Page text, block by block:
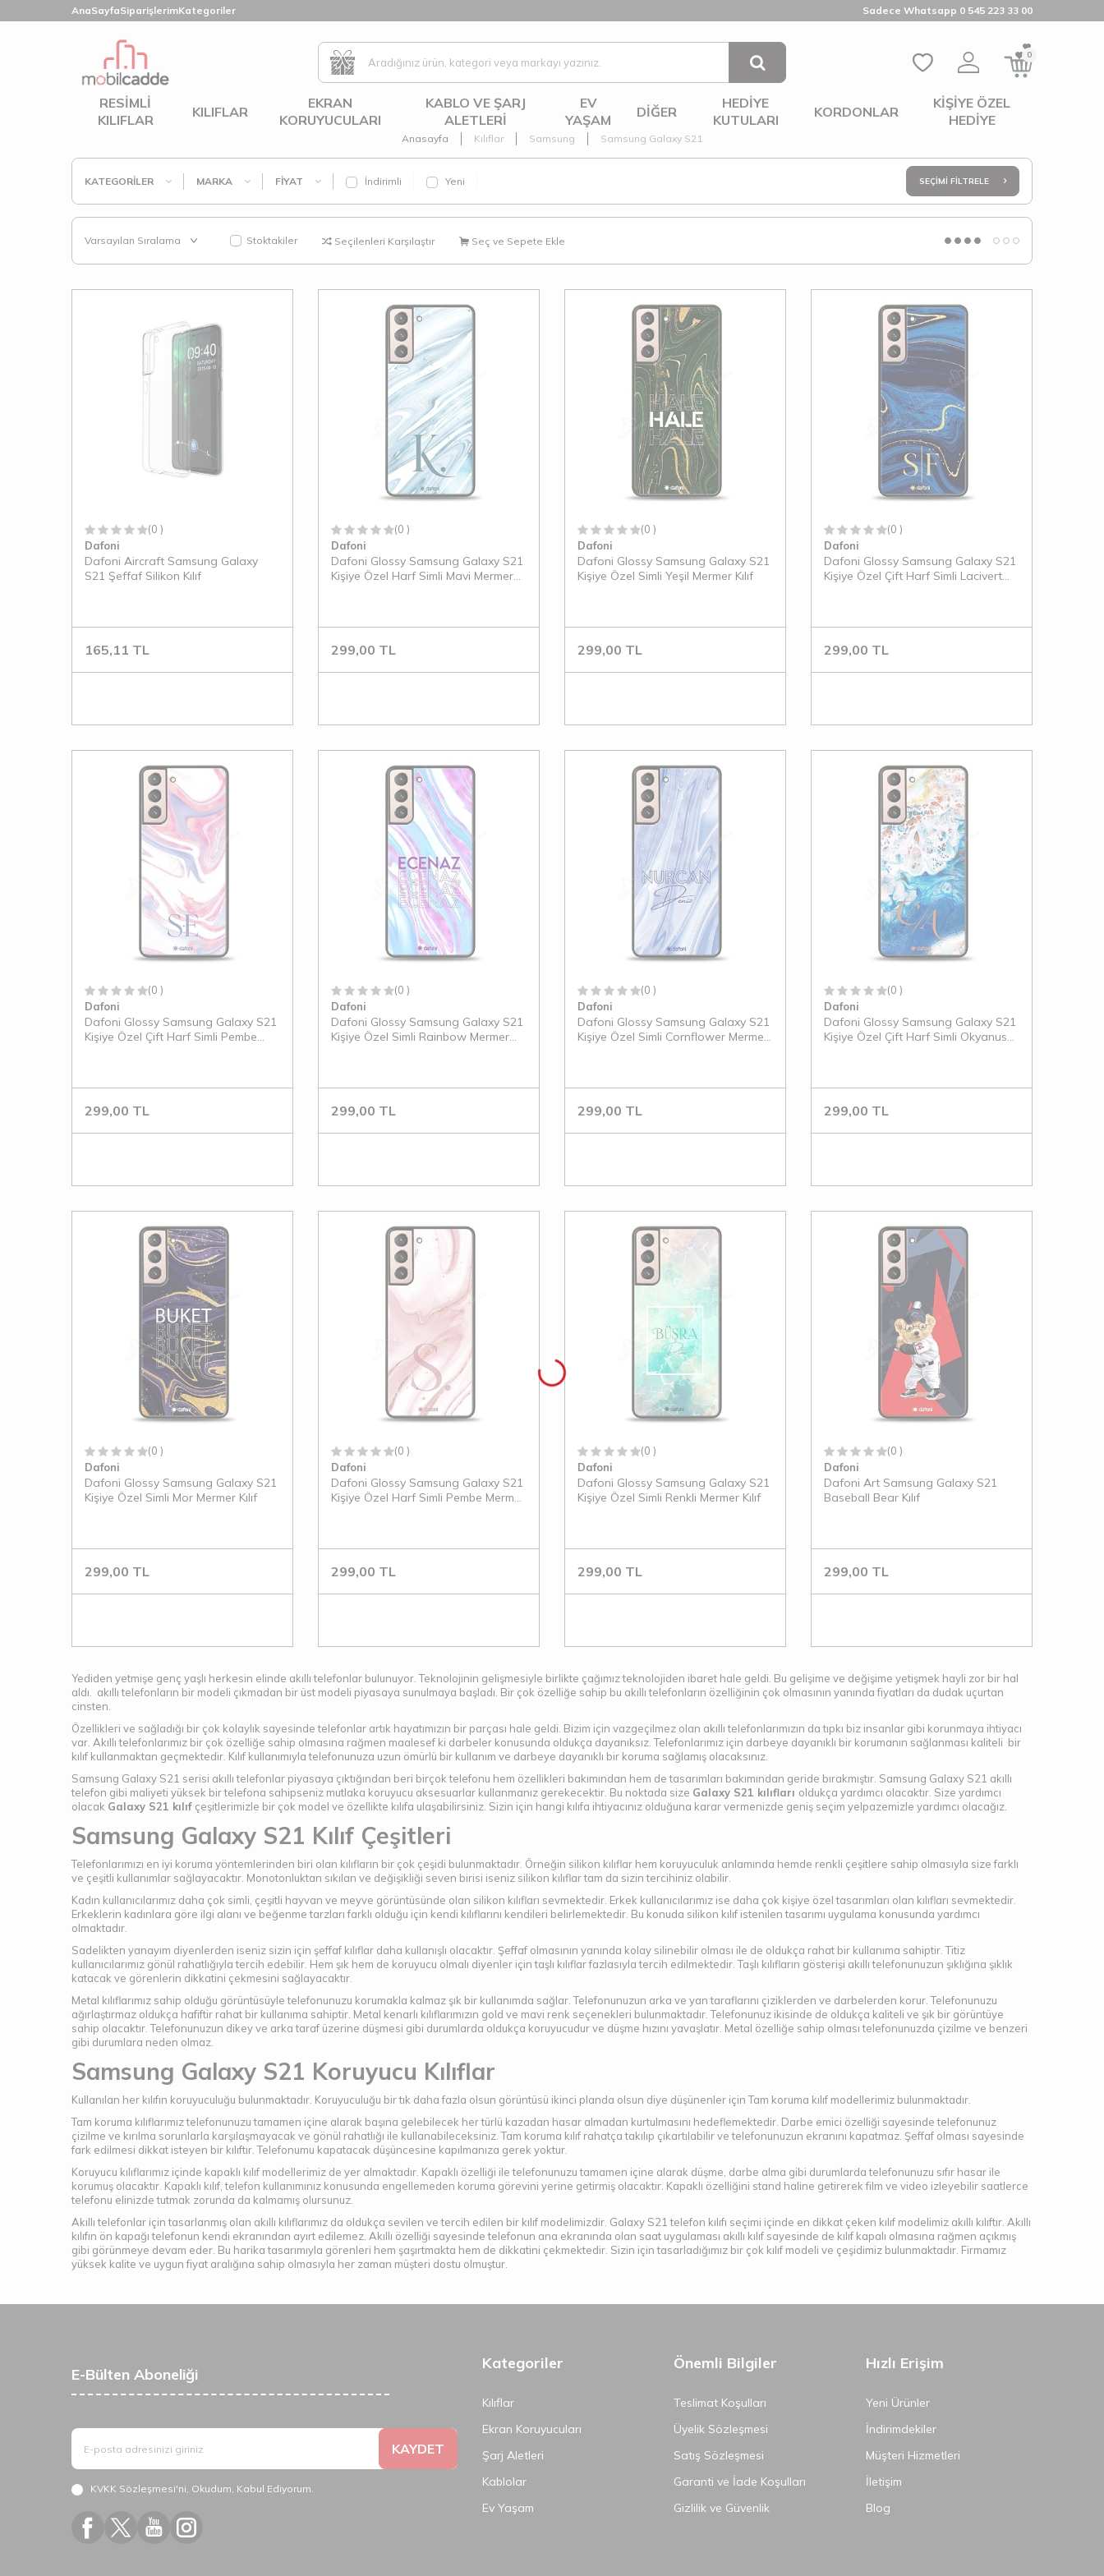
AnaSayfaSiparişlerimKategoriler Sadece Whatsapp 0 545 223 33 00
0
RESIMLI
KILIFLAR
KILIFLAR
EKRAN
KORUYUCULARI
KABLO VE ŞARJ
ALETLERI
EV
YAŞAM
DIĞER
HEDIYE
KUTULARI
KORDONLAR
KIŞIYE ÖZEL
HEDIYE
Anasayfa Kılıflar Samsung Samsung Galaxy S21
KATEGORILER MARKA FIYAT İndirimli Yeni SEÇIMI FILTRELE
Stoktakiler Seçilenleri Karşılaştır Seç ve Sepete Ekle
(0 )
Dafoni
Dafoni Aircraft Samsung Galaxy
S21 Şeffaf Silikon Kılıf
165,11 TL
(0 )
Dafoni
Dafoni Glossy Samsung Galaxy S21
Kişiye Özel Harf Simli Mavi Mermer
299,00 TL
(0 )
Dafoni
Dafoni Glossy Samsung Galaxy S21
Kişiye Özel Simli Yeşil Mermer Kılıf
299,00 TL
(0 )
Dafoni
Dafoni Glossy Samsung Galaxy S21
Kişiye Özel Çift Harf Simli Lacivert
299,00 TL
(0 )
Dafoni
Dafoni Glossy Samsung Galaxy S21
Kişiye Özel Çift Harf Simli Pembe
299,00 TL
(0 )
Dafoni
Dafoni Glossy Samsung Galaxy S21
Kişiye Özel Simli Rainbow Mermer
299,00 TL
(0 )
Dafoni
Dafoni Glossy Samsung Galaxy S21
Kişiye Özel Simli Cornflower Mermer
299,00 TL
(0 )
Dafoni
Dafoni Glossy Samsung Galaxy S21
Kişiye Özel Çift Harf Simli Okyanus
299,00 TL
(0 )
Dafoni
Dafoni Glossy Samsung Galaxy S21
Kişiye Özel Simli Mor Mermer Kılıf
299,00 TL
(0 )
Dafoni
Dafoni Glossy Samsung Galaxy S21
Kişiye Özel Harf Simli Pembe Mermer
299,00 TL
(0 )
Dafoni
Dafoni Glossy Samsung Galaxy S21
Kişiye Özel Simli Renkli Mermer Kılıf
299,00 TL
(0 )
Dafoni
Dafoni Art Samsung Galaxy S21
Baseball Bear Kılıf
299,00 TL
Yediden yetmişe genç yaşlı herkesin elinde akıllı telefonlar bulunuyor. Teknolojinin gelişmesiyle birlikte çağımız teknolojiden ibaret hale geldi. Bu gelişime ve değişime yetişmek hayli zor bir hal
aldı. akıllı telefonların bir modeli çıkmadan bir üst modeli piyasaya sunulmaya başladı. Bir çok özelliğe sahip bu akıllı telefonların özelliğinin çok olmasının yanında fiyatları da dudak uçurtan
cinsten.
Özellikleri ve sağladığı bir çok kolaylık sayesinde telefonlar artık hayatımızın bir parçası hale geldi. Bizim için vazgeçilmez olan akıllı telefonlarımızın da tıpkı biz insanlar gibi korunmaya ihtiyacı
var. Akıllı telefonlarımız bir çok özelliğe sahip olmasına rağmen maalesef ki darbeler konusunda oldukça dayanıksız. Telefonlarımız için darbeye dayanıklı bir korumanın sağlanması kaliteli bir
kılıf kullanmaktan geçmektedir. Kılıf kullanımıyla telefonunuza uzun ömürlü bir kullanım ve darbeye dayanıklı bir koruma sağlamış olacaksınız.
Samsung Galaxy S21 serisi akıllı telefonlar piyasaya çıktığından beri birçok telefonu hem özellikleri bakımından hem de tasarımları bakımından geride bırakmıştır. Samsung Galaxy S21 akıllı
telefon gibi maliyeti yüksek bir telefona sahipseniz mutlaka koruyucu aksesuarlar kullanmanız gerekecektir. Bu noktada size Galaxy S21 kılıfları oldukça yardımcı olacaktır. Size yardımcı
olacak Galaxy S21 kılıf çeşitlerimizle bir çok model ve özellikte kılıfa ulaşabilirsiniz. Sizin için hangi kılıfa ihtiyacınız olduğuna karar vermenizde geniş seçim yelpazemizle yardımcı olacağız.
Samsung Galaxy S21 Kılıf Çeşitleri
Telefonlarımızı en iyi koruma yöntemlerinden biri olan kılıfların bir çok çeşidi bulunmaktadır. Örneğin silikon kılıflar hem koruyuculuk anlamında hemde renkli çeşitlere sahip olmasıyla size farklı
ve çeşitli kullanımlar sağlayacaktır. Monotonluktan sıkılan ve değişikliği seven birisi iseniz silikon kılıflar tam da sizin tercihiniz olabilir.
Kadın kullanıcılarımız daha çok simli, çeşitli hayvan ve meyve görüntüsünde olan silikon kılıfları sevmektedir. Erkek kullanıcılarımız ise daha çok kişiye özel tasarımları olan kılıfları sevmektedir.
Erkeklerin kadınlara göre ilgi alanı ve beğenme tarzları farklı olduğu için kendi kılıflarını kendileri belirlemektedir. Bu konuda silikon kılıf istenilen tasarımı uygulama konusunda yardımcı
olmaktadır.
Sadelikten yanayım diyenlerden iseniz sizin için şeffaf kılıflar daha kullanışlı olacaktır. Şeffaf olmasının yanında kolay silinebilir olması ile de oldukça rahat bir kullanıma sahiptir. Titiz
kullanıcılarımız gönül rahatlığıyla tercih edebilir. Hem şık hem de koruyucu olmalı diyenler için taşlı kılıflar fazlasıyla tercih edilmektedir. Taşlı kılıfların gösterişi akıllı telefonunuzun şıklığına şıklık
katacak ve görenlerin dikkatini çekmesini sağlayacaktır.
Metal kılıflarımız sahip olduğu görüntüsüyle telefonunuzu korumakla kalmaz şık bir kullanımda sağlar. Telefonunuzun arka ve yan taraflarını çiziklerden ve darbelerden korur. Telefonunuzu
ağırlaştırmaz oldukça hafiftir rahat bir kullanıma sahiptir. Metal kenarlı kılıflarımızın gold ve mavi renk seçenekleri bulunmaktadır. Telefonunuz ikisinde de oldukça kaliteli ve şık bir görüntüye
sahip olacaktır. Telefonunuzun dikey ve arka taraf üzerine düşmesi gibi durumlarda oldukça koruyucudur ve düşme hızını yavaşlatır. Metal özelliğe sahip olması telefonunuzda çizilme ve benzeri
gibi durumlara neden olmaz.
Samsung Galaxy S21 Koruyucu Kılıflar
Kullanılan her kılıfın koruyuculuğu bulunmaktadır. Koruyuculuğu bir tık daha fazla olsun görüntüsü ikinci planda olsun diye düşünenler için Tam koruma kılıf modellerimiz bulunmaktadır.
Tam koruma kılıflarımız telefonunuzu tamamen içine alarak başına gelebilecek her türlü kazadan hasar almadan kurtulmasını hedeflemektedir. Darbe emici özelliği sayesinde telefonunuz
çizilme ve kırılma sorunlarla karşılaşmayacak ve gönül rahatlığı ile kullanabileceksiniz. Tam koruma kılıf rahatça takılıp çıkartılabilir ve telefonunuzun ekranını kapatmaz. Şeffaf olması sayesinde
fark edilmesi dikkat isteyen bir kılıftır. Telefonumu kapatacak düşüncesine kapılmanıza gerek yoktur.
Koruyucu kılıflarımız içinde kapaklı kılıf modellerimiz de yer almaktadır. Kapaklı özelliği ile telefonunuzu tamamen içine alarak düşme, darbe alma gibi durumlarda telefonunuzu sıfır hasar ile
korumuş olacaktır. Kapaklı kılıf, telefon kullanımınız konusunda engellemeden koruma görevini yerine getirmiş olacaktır. Kapaklı özelliğini stand haline getirerek film ve video izleyebilir saatlerce
telefonu elinizde tutmak zorunda da kalmamış olursunuz.
Akıllı telefonlar için tasarlanmış olan akıllı kılıflarımız da oldukça sevilen ve tercih edilen bir kılıf modelimizdir. Galaxy S21 telefon kılıfı seçimi içinde en dikkat çeken kılıf modelimiz akıllı kılıftır. Akıllı
kılıfın ön kapağı telefonun kendi ekranından ayırt edilemez. Akıllı özelliği sayesinde telefonun ana ekranında olan saat uygulaması akıllı kılıf sayesinde de kılıf kapalı olmasına rağmen açıkmış
gibi görünmeye devam eder. Bu harika tasarımıyla görenleri hem şaşırtmakta hem de dikkatini çekmektedir. Sizin için tasarladığımız bir çok kılıf modeli ve çeşidimiz bulunmaktadır. Firmamız
yüksek kalite ve uygun fiyat aralığına sahip olmasıyla her zaman müşteri dostu olmuştur.
E-Bülten Aboneliği
KAYDET
KVKK Sözleşmesi'ni, Okudum, Kabul Ediyorum.
Kategoriler
Kılıflar
Ekran Koruyucuları
Şarj Aletleri
Kablolar
Ev Yaşam
Önemli Bilgiler
Teslimat Koşulları
Üyelik Sözleşmesi
Satış Sözleşmesi
Garanti ve İade Koşulları
Gizlilik ve Güvenlik
Hızlı Erişim
Yeni Ürünler
İndirimdekiler
Müşteri Hizmetleri
İletişim
Blog